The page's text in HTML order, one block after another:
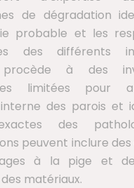
de dégradation
probable et les
des différents
procède à des
limitées pour
des parois et
des
peuvent inclure
à la pige et
matériaux.